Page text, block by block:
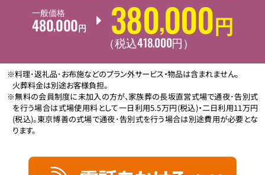
一般価格
480,000 円 380,000 円
（税込418,000円 ）
※料理･返礼品･お布施などのプラン外サービス・物品は含まれません。
火葬料金は別途お客様負担。
※無料の会員制度に未加入の方が、家族葬の長坂直営式場で通夜･告別式
を行う場合は式場使用料として一日利用5.5万円(税込)・二日利用11万円
(税込)。東京博善の式場で通夜･告別式を行う場合は別途費用が必要とな
ります。